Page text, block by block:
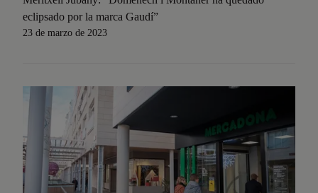
eclipsado por la marca Gaudí”
23 de marzo de 2023